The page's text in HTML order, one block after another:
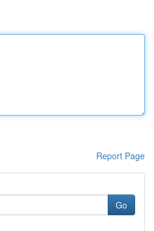
Report Page
Go